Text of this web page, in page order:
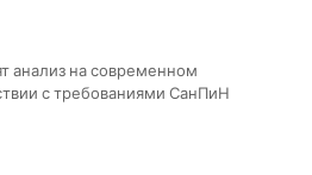
анализ на современном
с требованиями СанПиН